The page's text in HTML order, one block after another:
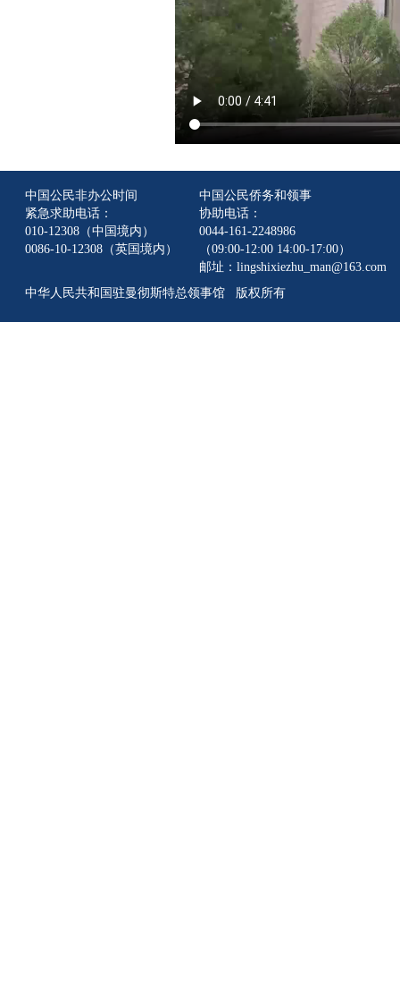
中国公民非办公时间
紧急求助电话：
010-12308（中国境内）
0086-10-12308（英国境内）
中国公民侨务和领事
协助电话：
0044-161-2248986
（09:00-12:00 14:00-17:00）
邮址：lingshixiezhu_man@163.com
中华人民共和国驻曼彻斯特总领事馆 版权所有